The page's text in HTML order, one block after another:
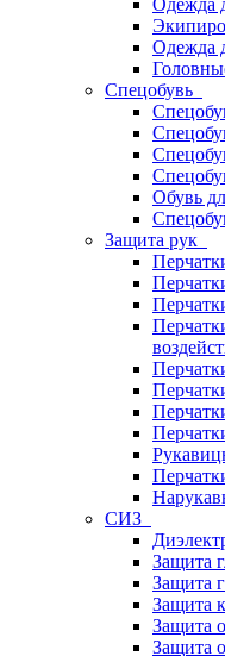
Одежда
Одежда
Спецобувь
Обувь
Защита рук
СИЗ
Защита
Защита
Защита
Защита
Защита